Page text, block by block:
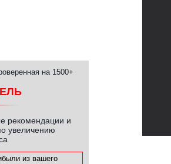
на 1500+
рекомендации и
увеличению
из вашего